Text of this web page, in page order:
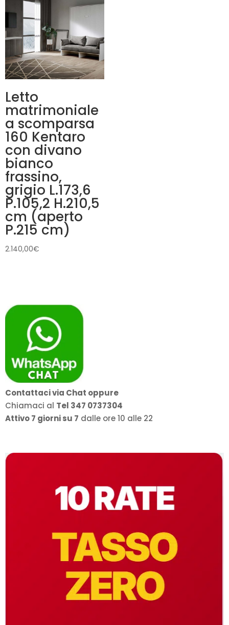
Letto
matrimoniale
a scomparsa
160 Kentaro
con divano
bianco
frassino,
grigio L.173,6
P.105,2 H.210,5
cm (aperto
P.215 cm)
2.140,00€
Contattaci via Chat oppure
Chiamaci al Tel 347 0737304
Attivo 7 giorni su 7 dalle ore 10 alle 22